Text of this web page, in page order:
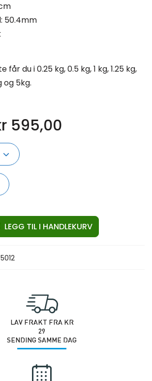
50.4mm
får du i 0.25 kg, 0.5 kg, 1 kg, 1.25 kg,
og 5kg.
595,00
LEGG TIL I HANDLEKURV
5012
LAV FRAKT FRA KR
29
SENDING SAMME DAG